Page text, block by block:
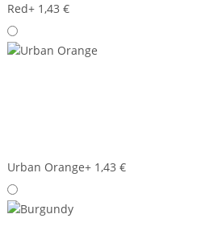
Red+ 1,43 €
Urban Orange+ 1,43 €